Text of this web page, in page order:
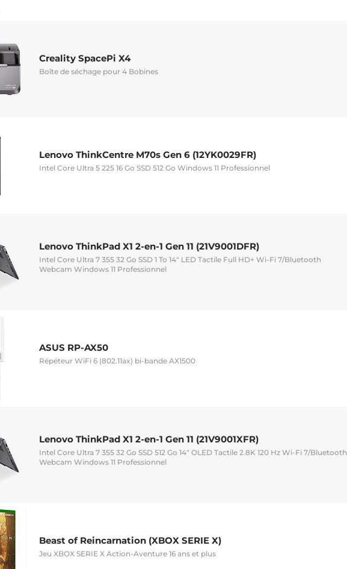
Creality SpacePi X4
Boîte de séchage pour 4 Bobines
Lenovo ThinkCentre M70s Gen 6 (12YK0029FR)
Intel Core Ultra 5 225 16 Go SSD 512 Go Windows 11 Professionnel
Lenovo ThinkPad X1 2-en-1 Gen 11 (21V9001DFR)
Intel Core Ultra 7 355 32 Go SSD 1 To 14" LED Tactile Full HD+ Wi-Fi 7/Bluetooth
Webcam Windows 11 Professionnel
ASUS RP-AX50
Répéteur WiFi 6 (802.11ax) bi-bande AX1500
Lenovo ThinkPad X1 2-en-1 Gen 11 (21V9001XFR)
Intel Core Ultra 7 355 32 Go SSD 512 Go 14" OLED Tactile 2.8K 120 Hz Wi-Fi 7/Bluetooth
Webcam Windows 11 Professionnel
Beast of Reincarnation (XBOX SERIE X)
Jeu XBOX SERIE X Action-Aventure 16 ans et plus